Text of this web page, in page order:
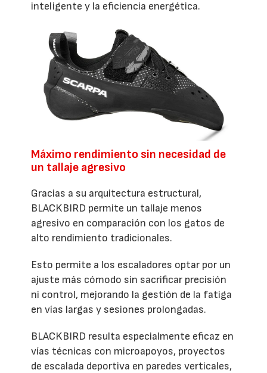
inteligente y la eficiencia energética.
Máximo rendimiento sin necesidad de
un tallaje agresivo
Gracias a su arquitectura estructural,
BLACKBIRD permite un tallaje menos
agresivo en comparación con los gatos de
alto rendimiento tradicionales.
Esto permite a los escaladores optar por un
ajuste más cómodo sin sacrificar precisión
ni control, mejorando la gestión de la fatiga
en vías largas y sesiones prolongadas.
BLACKBIRD resulta especialmente eficaz en
vías técnicas con microapoyos, proyectos
de escalada deportiva en paredes verticales,